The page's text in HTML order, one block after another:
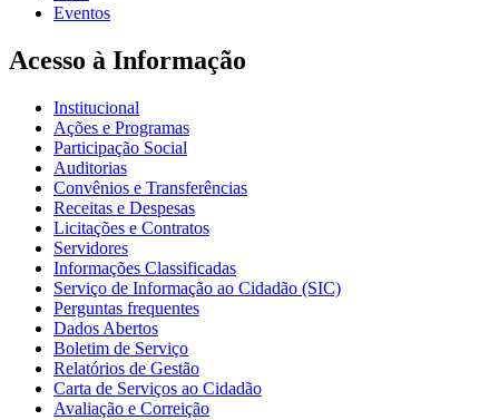
Eventos
Acesso à Informação
Institucional
Ações e Programas
Participação Social
Auditorias
Convênios e Transferências
Receitas e Despesas
Licitações e Contratos
Servidores
Informações Classificadas
Serviço de Informação ao Cidadão (SIC)
Perguntas frequentes
Dados Abertos
Boletim de Serviço
Relatórios de Gestão
Carta de Serviços ao Cidadão
Avaliação e Correição